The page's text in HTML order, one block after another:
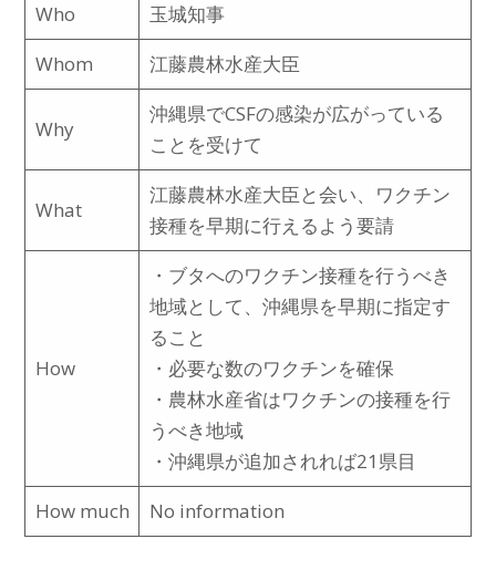
Who
玉城知事
Whom
江藤農林水産大臣
Why
沖縄県でCSFの感染が広がっている
ことを受けて
What
江藤農林水産大臣と会い、ワクチン
接種を早期に行えるよう要請
How
・ブタへのワクチン接種を行うべき
地域として、沖縄県を早期に指定す
ること
・必要な数のワクチンを確保
・農林水産省はワクチンの接種を行
うべき地域
・沖縄県が追加されれば21県目
How much
No information